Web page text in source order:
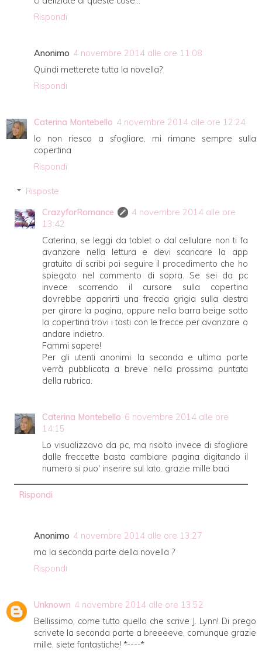
Rispondi
Anonimo 4 novembre 2014 alle ore 11:08
Quindi metterete tutta la novella?
Rispondi
Caterina Montebello 4 novembre 2014 alle ore 12:24
Io non riesco a sfogliare, mi rimane sempre sulla
copertina
Rispondi
Risposte
CrazyforRomance
4 novembre 2014 alle ore
13:42
Caterina, se leggi da tablet o dal cellulare non ti fa
avanzare nella lettura e devi scaricare la app
gratuita di scribi poi seguire il procedimento che ho
spiegato nel commento di sopra. Se sei da pc
invece scorrendo il cursore sulla copertina
dovrebbe apparirti una freccia grigia sulla destra
per girare la pagina, oppure nella barra beige sotto
la copertina trovi i tasti con le frecce per avanzare o
andare indietro.
Fammi sapere!
Per gli utenti anonimi: la seconda e ultima parte
verrà pubblicata a breve nella prossima puntata
della rubrica.
Caterina Montebello 6 novembre 2014 alle ore
14:15
Lo visualizzavo da pc, ma risolto invece di sfogliare
dalle freccette basta cambiare pagina digitando il
numero si puo' inserire sul lato. grazie mille baci
Rispondi
Anonimo 4 novembre 2014 alle ore 13:27
ma la seconda parte della novella ?
Rispondi
Unknown 4 novembre 2014 alle ore 13:52
Bellissimo, come tutto quello che scrive J. Lynn! Di prego
scrivete la seconda parte a breeeeve, comunque grazie
mille, siete fantastiche! *----*